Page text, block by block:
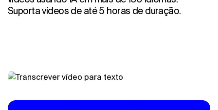
Suporta vídeos de até 5 horas de duração.